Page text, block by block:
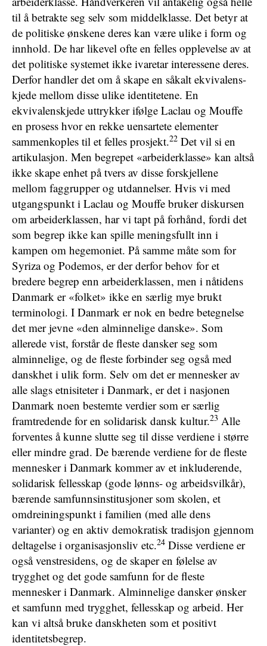
til å betrakte seg selv som middelklasse. Det betyr at
de politiske ønskene deres kan være ulike i form og
innhold. De har likevel ofte en felles opplevelse av at
det politiske systemet ikke ivaretar interessene deres.
Derfor handler det om å skape en såkalt ekvivalens-
kjede mellom disse ulike identitetene. En
ekvivalenskjede uttrykker ifølge Laclau og Mouffe
en prosess hvor en rekke uensartete elementer
sammenkoples til et felles prosjekt.22 Det vil si en
artikulasjon. Men begrepet «arbeiderklasse» kan altså
ikke skape enhet på tvers av disse forskjellene
mellom faggrupper og utdannelser. Hvis vi med
utgangspunkt i Laclau og Mouffe bruker diskursen
om arbeiderklassen, har vi tapt på forhånd, fordi det
som begrep ikke kan spille meningsfullt inn i
kampen om hegemoniet. På samme måte som for
Syriza og Podemos, er der derfor behov for et
bredere begrep enn arbeiderklassen, men i nåtidens
Danmark er «folket» ikke en særlig mye brukt
terminologi. I Danmark er nok en bedre betegnelse
det mer jevne «den alminnelige danske». Som
allerede vist, forstår de fleste dansker seg som
alminnelige, og de fleste forbinder seg også med
danskhet i ulik form. Selv om det er mennesker av
alle slags etnisiteter i Danmark, er det i nasjonen
Danmark noen bestemte verdier som er særlig
framtredende for en solidarisk dansk kultur.23 Alle
forventes å kunne slutte seg til disse verdiene i større
eller mindre grad. De bærende verdiene for de fleste
mennesker i Danmark kommer av et inkluderende,
solidarisk fellesskap (gode lønns- og arbeidsvilkår),
bærende samfunnsinstitusjoner som skolen, et
omdreiningspunkt i familien (med alle dens
varianter) og en aktiv demokratisk tradisjon gjennom
deltagelse i organisasjonsliv etc.24 Disse verdiene er
også venstresidens, og de skaper en følelse av
trygghet og det gode samfunn for de fleste
mennesker i Danmark. Alminnelige dansker ønsker
et samfunn med trygghet, fellesskap og arbeid. Her
kan vi altså bruke danskheten som et positivt
identitetsbegrep.